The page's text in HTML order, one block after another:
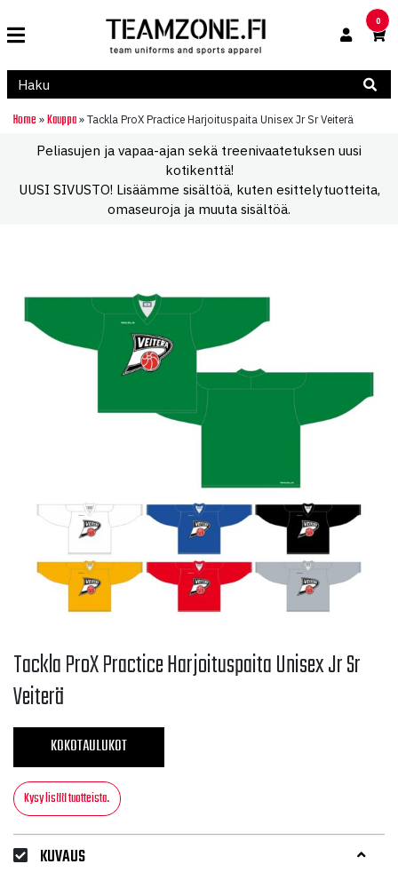
0
Home » Kauppa » Tackla ProX Practice Harjoituspaita Unisex Jr Sr Veiterä
Peliasujen ja vapaa-ajan sekä treenivaatetuksen uusi
kotikenttä!
UUSI SIVUSTO! Lisäämme sisältöä, kuten esittelytuotteita,
omaseuroja ja muuta sisältöä.
Tackla ProX Practice Harjoituspaita Unisex Jr Sr
Veiterä
KOKOTAULUKOT
Kysy lisää tuotteista.
KUVAUS